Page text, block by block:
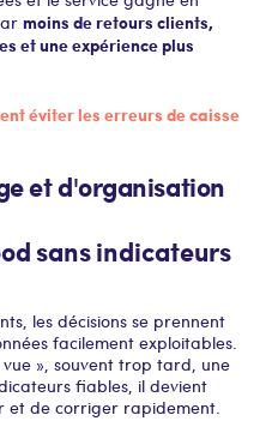
moins de retours clients,
et une expérience plus
éviter les erreurs de caisse
et d'organisation
sans indicateurs
les décisions se prennent
facilement exploitables.
», souvent trop tard, une
fiables, il devient
et de corriger rapidement.